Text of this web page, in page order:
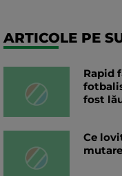
ARTICOLE PE
Rapid
fost
Ce